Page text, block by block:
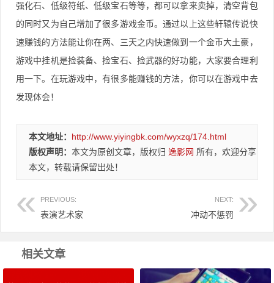
强化石、低级符纸、低级宝石等等，都可以拿来卖掉，清空背包
的同时又为自己增加了很多游戏金币。通过以上这些轩辕传说快
速赚钱的方法能让你在两、三天之内快速做到一个金币大土豪，
游戏中挂机是捡装备、捡宝石、捡武器的好功能，大家要合理利
用一下。在玩游戏中，有很多能赚钱的方法，你可以在游戏中去
发现体会！
本文地址： http://www.yiyingbk.com/wyxzq/174.html
版权声明： 本文为原创文章，版权归 逸影网 所有，欢迎分享
本文，转载请保留出处！
PREVIOUS:
表演艺术家
NEXT:
冲动不惩罚
相关文章